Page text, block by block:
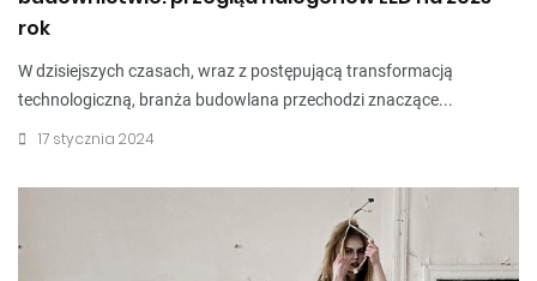
rok
W dzisiejszych czasach, wraz z postępującą transformacją
technologiczną, branża budowlana przechodzi znaczące...
17 stycznia 2024